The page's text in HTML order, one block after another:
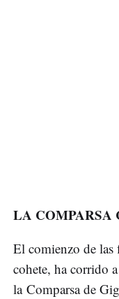
LA COMPARSA
El comienzo de las
cohete, ha corrido
la Comparsa de